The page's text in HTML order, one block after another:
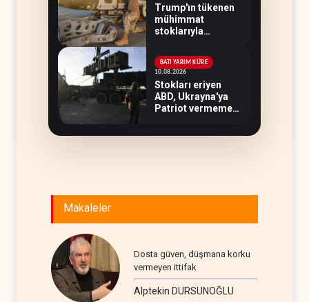
Trump'ın tükenen
mühimmat
stoklarıyla
cephesinde kim, ne
söyledi?
BATI YARIM KÜRE
10.08.2026
Stokları eriyen
ABD, Ukrayna'ya
Patriot vermemek
Makaleler
Dosta güven, düşmana korku
vermeyen ittifak
Alptekin DURSUNOĞLU